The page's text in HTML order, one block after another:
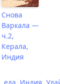
Снова
Варкала —
ч.2,
Керала,
Индия